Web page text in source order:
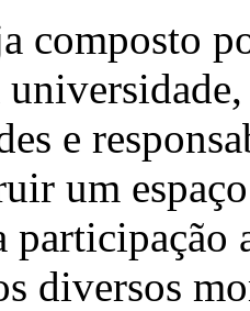
composto
e
um
participação
diversos